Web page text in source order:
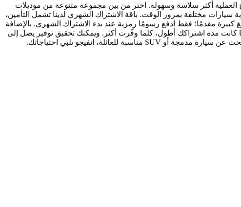
أكثر سلاسة وسهولة. اختر من بين مجموعة متنوعة من موديلات
سيارات مختلفة بمرور الوقت. باقة الاشتراك الشهري لدينا تشمل التأمين،
كبيرة مقدمًا؛ فقط ادفع رسومًا رمزية عند بدء الاشتراك الشهري. بالإضافة
مدة اشتراكك أطول، كلما وفّرت أكثر. ويمكنك تحقيق توفير يصل إلى